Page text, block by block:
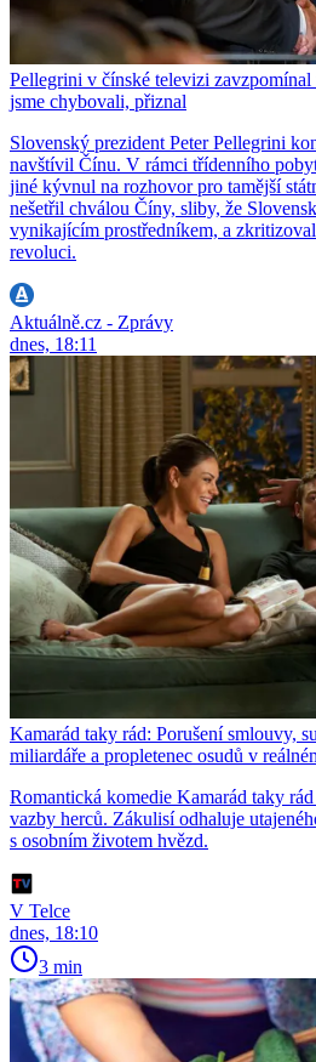
Pellegrini v čínské televizi
jsme chybovali, přiznal
Slovenský prezident Peter Pellegrini
navštívil Čínu. V rámci třídenního
jiné kývnul na rozhovor pro tamější
nešetřil chválou Číny, sliby, že
vynikajícím prostředníkem, a
revoluci.
Aktuálně.cz - Zprávy
dnes, 18:11
Kamarád taky rád: Porušení smlouvy,
miliardáře a propletenec osudů v
Romantická komedie Kamarád taky
vazby herců. Zákulisí odhaluje
s osobním životem hvězd.
V Telce
dnes, 18:10
3 min